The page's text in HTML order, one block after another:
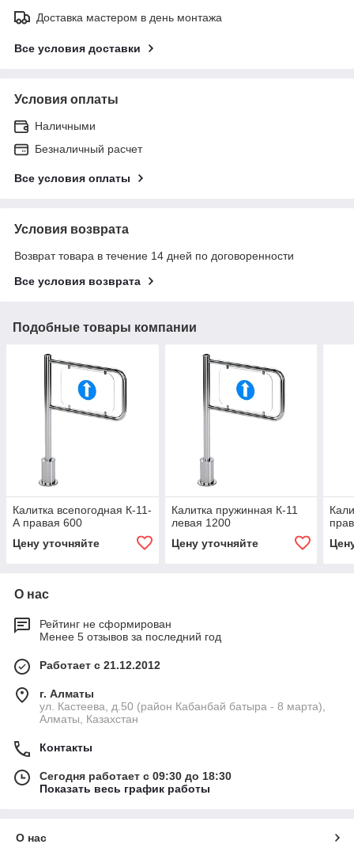
Доставка мастером в день монтажа
Все условия доставки
Условия оплаты
Наличными
Безналичный расчет
Все условия оплаты
Условия возврата
Возврат товара в течение 14 дней по договоренности
Все условия возврата
Подобные товары компании
Калитка всепогодная К-11-
А правая 600
Цену уточняйте
Калитка пружинная К-11
левая 1200
Цену уточняйте
О нас
Рейтинг не сформирован
Менее 5 отзывов за последний год
Работает с 21.12.2012
г. Алматы
ул. Кастеева, д.50 (район Кабанбай батыра - 8 марта),
Алматы, Казахстан
Контакты
Сегодня работает с 09:30 до 18:30
Показать весь график работы
О нас